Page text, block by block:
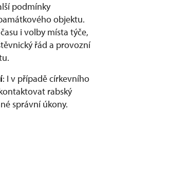
podmínky
objektu.
i volby místa týče,
řád a provozní
: I v případě církevního
rabský
správní úkony.